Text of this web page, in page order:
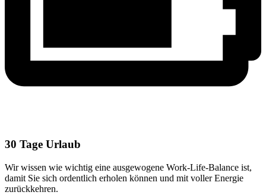
30 Tage Urlaub
Wir wissen wie wichtig eine ausgewogene Work-Life-Balance ist,
damit Sie sich ordentlich erholen können und mit voller Energie
zurückkehren.